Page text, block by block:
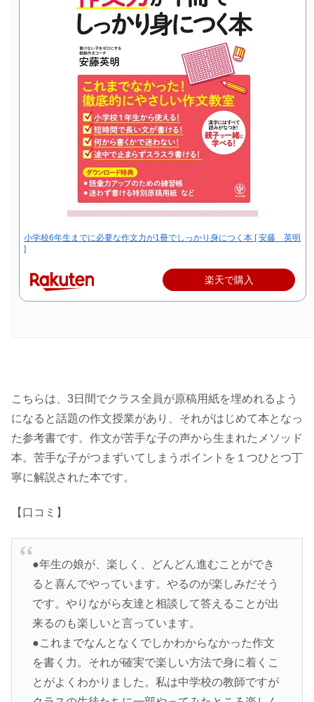
小学校6年生までに必要な作文力が1冊でしっかり身につく本 [ 安藤 英明
]
楽天で購入
こちらは、3日間でクラス全員が原稿用紙を埋めれるよう
になると話題の作文授業があり、それがはじめて本となっ
た参考書です。作文が苦手な子の声から生まれたメソッド
本。苦手な子がつまずいてしまうポイントを１つひとつ丁
寧に解説された本です。
【口コミ】
●年生の娘が、楽しく、どんどん進むことができ
ると喜んでやっています。やるのが楽しみだそう
です。やりながら友達と相談して答えることが出
来るのも楽しいと言っています。
●これまでなんとなくでしかわからなかった作文
を書く力。それが確実で楽しい方法で身に着くこ
とがよくわかりました。私は中学校の教師ですが